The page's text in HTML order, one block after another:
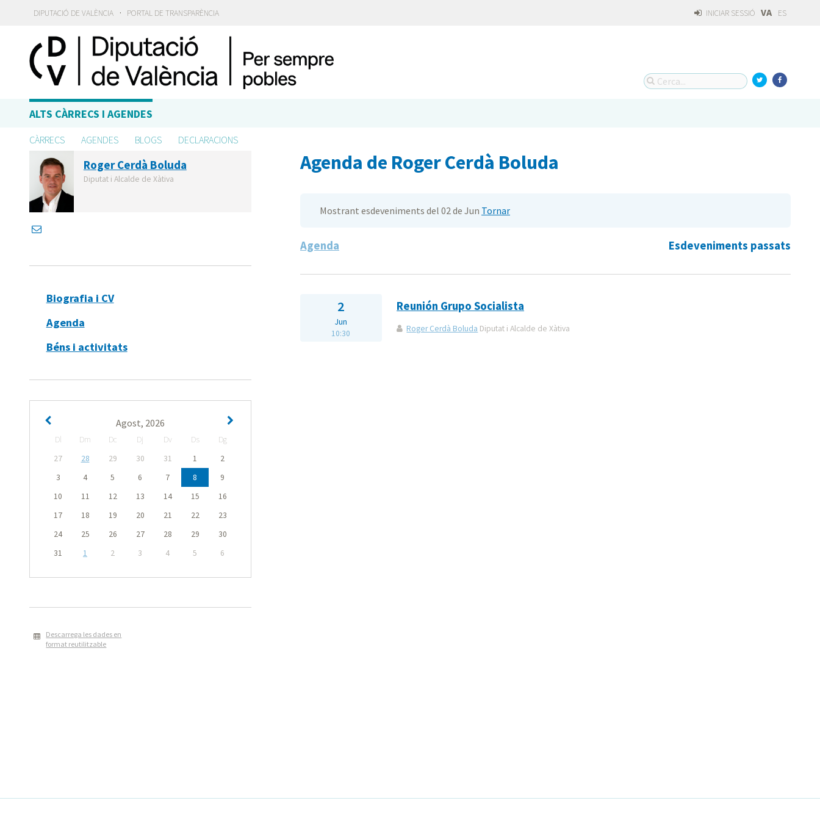
DIPUTACIÓ DE VALÈNCIA · PORTAL DE TRANSPARÈNCIA INICIAR SESSIÓ VA ES
ALTS CÀRRECS I AGENDES
CÀRRECS AGENDES BLOGS DECLARACIONS
Roger Cerdà Boluda
Diputat i Alcalde de Xàtiva
Biografia i CV
Agenda
Béns i activitats
Agost, 2026
Dl Dm Dc Dj Dv Ds
Dg
27
28 29 30 31 1
2
3
4 5 6 7 8
9
10
11 12 13 14 15
16
17
18 19 20 21 22
23
24
25 26 27 28 29
30
31
1 2 3 4 5 6
Descarrega les dades en
format reutilitzable
Agenda de Roger Cerdà Boluda
Mostrant esdeveniments del 02 de Jun Tornar
Agenda Esdeveniments passats
2
Jun
10:30
Reunión Grupo Socialista
Roger Cerdà Boluda Diputat i Alcalde de Xàtiva